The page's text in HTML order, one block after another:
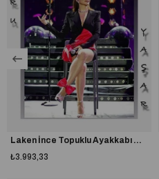
Laken İnce Topuklu Ayakkabı Gümüş Ebru Yaşar
₺3.993,33